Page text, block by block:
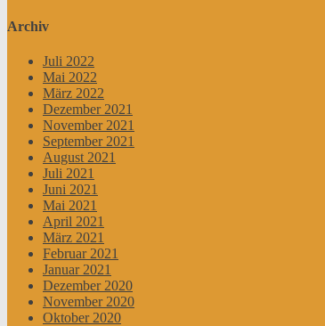
Archiv
Juli 2022
Mai 2022
März 2022
Dezember 2021
November 2021
September 2021
August 2021
Juli 2021
Juni 2021
Mai 2021
April 2021
März 2021
Februar 2021
Januar 2021
Dezember 2020
November 2020
Oktober 2020